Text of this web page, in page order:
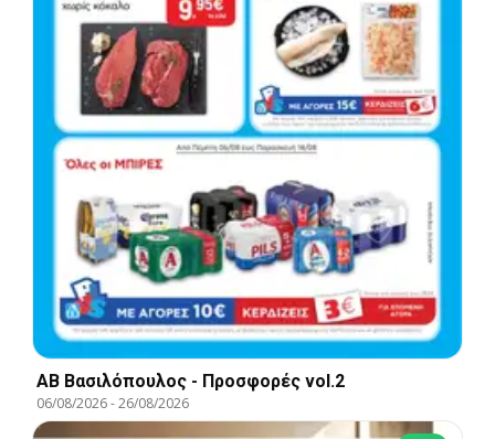
ΑΒ Βασιλόπουλος - Προσφορές vol.2
06/08/2026-26/08/2026